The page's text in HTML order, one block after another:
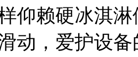
仰赖硬冰淇
动，爱护设